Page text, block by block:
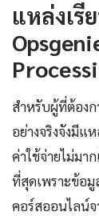
แหล่งเรี
สำหรับผู้ที่ต้องก
อย่างจริงจังมีแ
ค่าใช้จ่ายไม่มา
ที่สุดเพราะข้อ
คอร์สออนไลน์จ